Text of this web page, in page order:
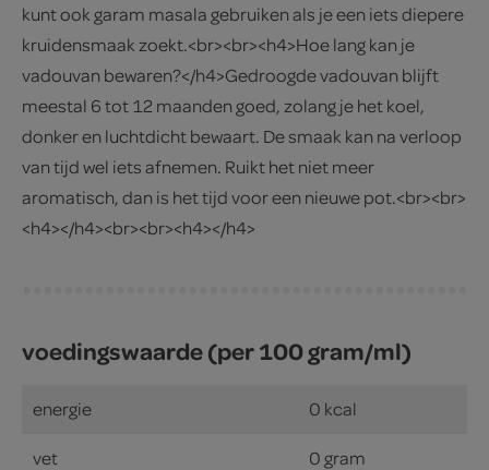
kunt ook garam masala gebruiken als je een iets diepere
kruidensmaak zoekt.<br><br><h4>Hoe lang kan je
vadouvan bewaren?</h4>Gedroogde vadouvan blijft
meestal 6 tot 12 maanden goed, zolang je het koel,
donker en luchtdicht bewaart. De smaak kan na verloop
van tijd wel iets afnemen. Ruikt het niet meer
aromatisch, dan is het tijd voor een nieuwe pot.<br><br>
<h4></h4><br><br><h4></h4>
voedingswaarde (per 100 gram/ml)
energie 0 kcal
vet 0 gram